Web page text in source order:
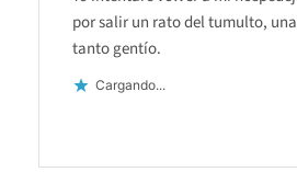
por salir un rato del tumulto,
tanto gentío.
Cargando...